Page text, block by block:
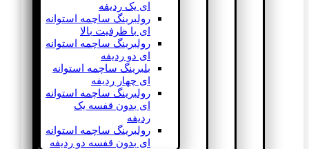
ای یک ردیفه
رولبرینگ ساچمه استوانه
ای با ظرفیت بالا
رولبرینگ ساچمه استوانه
ای دو ردیفه
بلبرینگ ساچمه استوانه
ای چهار ردیفه
رولبرینگ ساچمه استوانه
ای بدون قفسه یک
ردیفه
رولبرینگ ساچمه استوانه
ای بدون قفسه دو ردیفه